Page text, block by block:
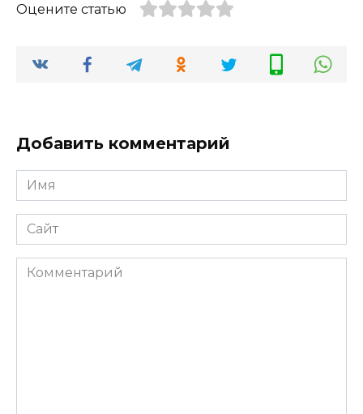
Оцените статью
Добавить комментарий
Имя
*
Сайт
Комментарий